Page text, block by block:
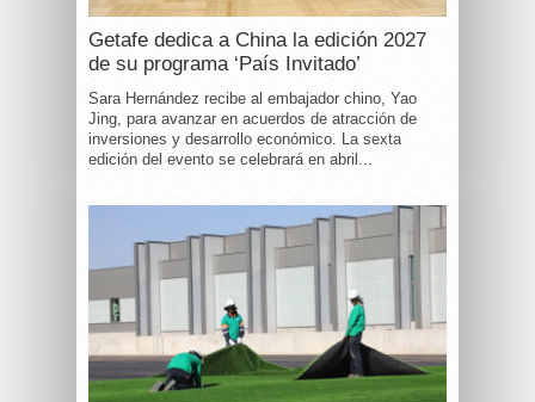
Getafe dedica a China la edición 2027
de su programa ‘País Invitado’
Sara Hernández recibe al embajador chino, Yao
Jing, para avanzar en acuerdos de atracción de
inversiones y desarrollo económico. La sexta
edición del evento se celebrará en abril...